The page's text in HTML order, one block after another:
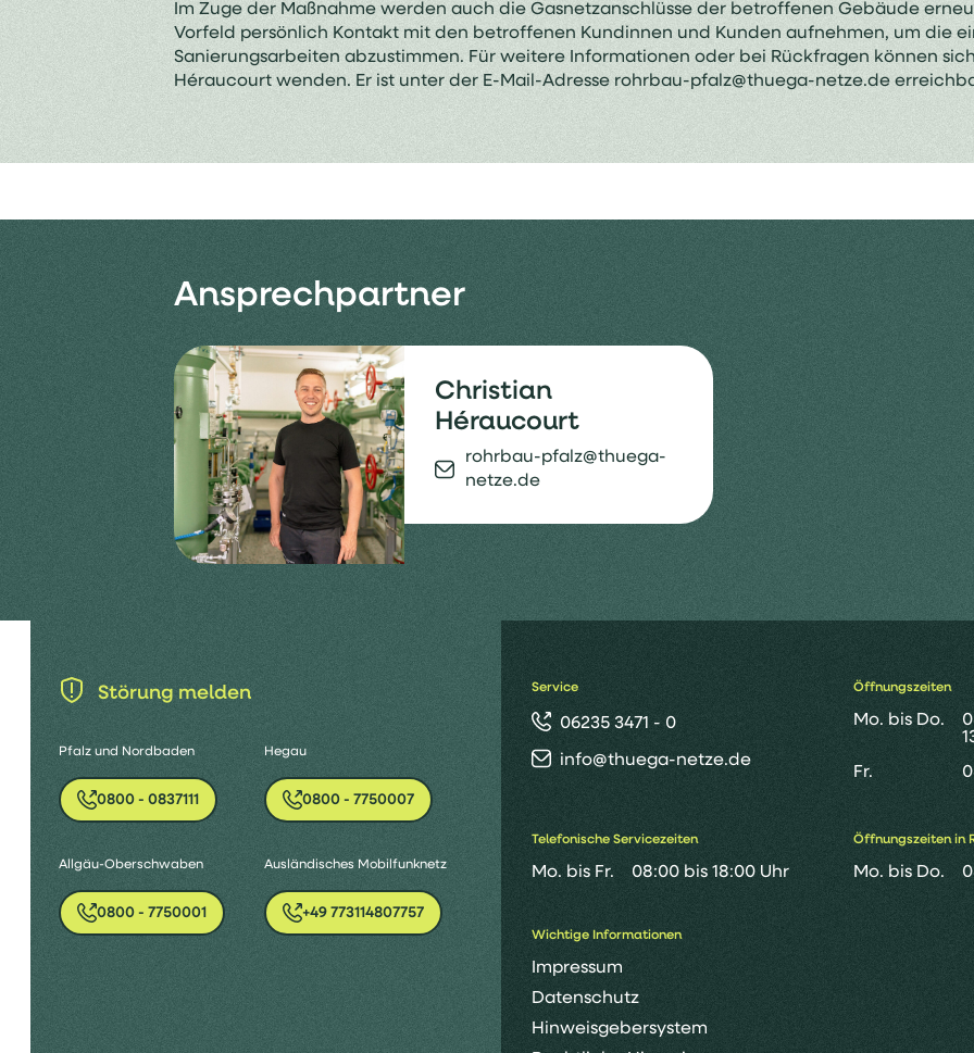
Im Zuge der Maßnahme werden auch die Gasnetzanschlüsse der betroffenen Gebäude
Vorfeld persönlich Kontakt mit den betroffenen Kundinnen und Kunden aufnehmen, um die
Sanierungsarbeiten abzustimmen. Für weitere Informationen oder bei Rückfragen können
Héraucourt wenden. Er ist unter der E-Mail-Adresserohrbau-pfalz@thuega-netze.de
Ansprechpartner
Christian
Héraucourt
rohrbau-pfalz@thuega-
netze.de
Störung melden
Pfalz und Nordbaden
0800 - 0837111
Hegau
0800 - 7750007
Allgäu-Oberschwaben
0800 - 7750001
Ausländisches Mobilfunknetz
+49 773114807757
Service
06235 3471 - 0
info@thuega-netze.de
Öffnungszeiten
Mo. bis Do.
Fr.
Telefonische Servicezeiten
Mo. bis Fr. 08:00 bis 18:00 Uhr
Öffnungszeiten in
Mo. bis Do.
Wichtige Informationen
Impressum
Datenschutz
Hinweisgebersystem